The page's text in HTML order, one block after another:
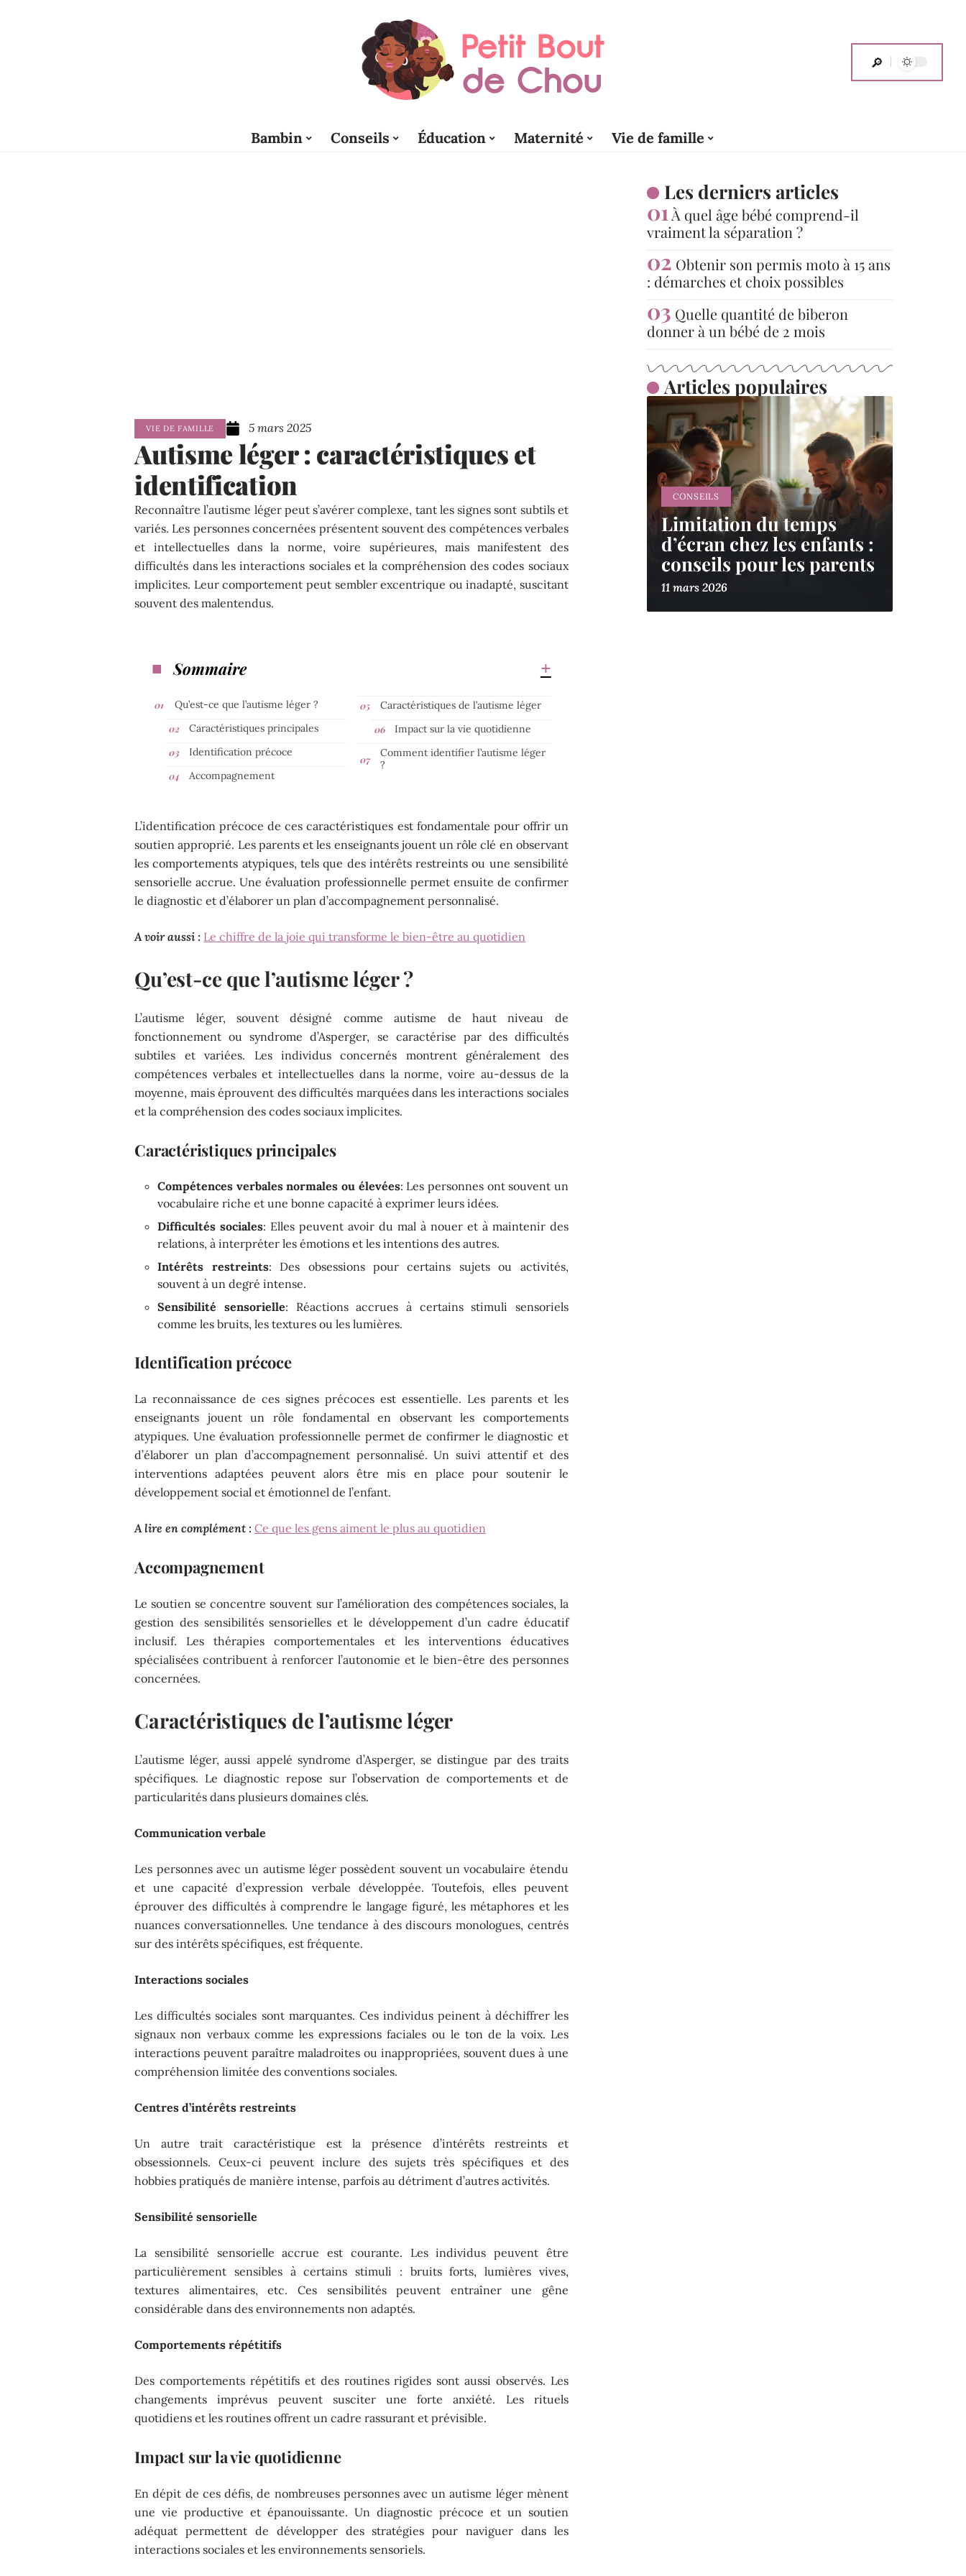
Bambin Conseils Éducation Maternité Vie de famille
VIE DE FAMILLE 5 mars 2025
Autisme léger : caractéristiques et
identification
Reconnaître l’autisme léger peut s’avérer complexe, tant les signes sont subtils et
variés. Les personnes concernées présentent souvent des compétences verbales
et intellectuelles dans la norme, voire supérieures, mais manifestent des
difficultés dans les interactions sociales et la compréhension des codes sociaux
implicites. Leur comportement peut sembler excentrique ou inadapté, suscitant
souvent des malentendus.
Sommaire
Qu’est-ce que l’autisme léger ?
Caractéristiques principales
Identification précoce
Accompagnement
Caractéristiques de l’autisme léger
Impact sur la vie quotidienne
Comment identifier l’autisme léger
?
L’identification précoce de ces caractéristiques est fondamentale pour offrir un
soutien approprié. Les parents et les enseignants jouent un rôle clé en observant
les comportements atypiques, tels que des intérêts restreints ou une sensibilité
sensorielle accrue. Une évaluation professionnelle permet ensuite de confirmer
le diagnostic et d’élaborer un plan d’accompagnement personnalisé.
A voir aussi : Le chiffre de la joie qui transforme le bien-être au quotidien
Qu’est-ce que l’autisme léger ?
L’autisme léger, souvent désigné comme autisme de haut niveau de
fonctionnement ou syndrome d’Asperger, se caractérise par des difficultés
subtiles et variées. Les individus concernés montrent généralement des
compétences verbales et intellectuelles dans la norme, voire au-dessus de la
moyenne, mais éprouvent des difficultés marquées dans les interactions sociales
et la compréhension des codes sociaux implicites.
Caractéristiques principales
Compétences verbales normales ou élevées: Les personnes ont souvent un
vocabulaire riche et une bonne capacité à exprimer leurs idées.
Difficultés sociales: Elles peuvent avoir du mal à nouer et à maintenir des
relations, à interpréter les émotions et les intentions des autres.
Intérêts restreints: Des obsessions pour certains sujets ou activités,
souvent à un degré intense.
Sensibilité sensorielle: Réactions accrues à certains stimuli sensoriels
comme les bruits, les textures ou les lumières.
Identification précoce
La reconnaissance de ces signes précoces est essentielle. Les parents et les
enseignants jouent un rôle fondamental en observant les comportements
atypiques. Une évaluation professionnelle permet de confirmer le diagnostic et
d’élaborer un plan d’accompagnement personnalisé. Un suivi attentif et des
interventions adaptées peuvent alors être mis en place pour soutenir le
développement social et émotionnel de l’enfant.
A lire en complément : Ce que les gens aiment le plus au quotidien
Accompagnement
Le soutien se concentre souvent sur l’amélioration des compétences sociales, la
gestion des sensibilités sensorielles et le développement d’un cadre éducatif
inclusif. Les thérapies comportementales et les interventions éducatives
spécialisées contribuent à renforcer l’autonomie et le bien-être des personnes
concernées.
Caractéristiques de l’autisme léger
L’autisme léger, aussi appelé syndrome d’Asperger, se distingue par des traits
spécifiques. Le diagnostic repose sur l’observation de comportements et de
particularités dans plusieurs domaines clés.
Communication verbale
Les personnes avec un autisme léger possèdent souvent un vocabulaire étendu
et une capacité d’expression verbale développée. Toutefois, elles peuvent
éprouver des difficultés à comprendre le langage figuré, les métaphores et les
nuances conversationnelles. Une tendance à des discours monologues, centrés
sur des intérêts spécifiques, est fréquente.
Interactions sociales
Les difficultés sociales sont marquantes. Ces individus peinent à déchiffrer les
signaux non verbaux comme les expressions faciales ou le ton de la voix. Les
interactions peuvent paraître maladroites ou inappropriées, souvent dues à une
compréhension limitée des conventions sociales.
Centres d’intérêts restreints
Un autre trait caractéristique est la présence d’intérêts restreints et
obsessionnels. Ceux-ci peuvent inclure des sujets très spécifiques et des
hobbies pratiqués de manière intense, parfois au détriment d’autres activités.
Sensibilité sensorielle
La sensibilité sensorielle accrue est courante. Les individus peuvent être
particulièrement sensibles à certains stimuli : bruits forts, lumières vives,
textures alimentaires, etc. Ces sensibilités peuvent entraîner une gêne
considérable dans des environnements non adaptés.
Comportements répétitifs
Des comportements répétitifs et des routines rigides sont aussi observés. Les
changements imprévus peuvent susciter une forte anxiété. Les rituels
quotidiens et les routines offrent un cadre rassurant et prévisible.
Impact sur la vie quotidienne
En dépit de ces défis, de nombreuses personnes avec un autisme léger mènent
une vie productive et épanouissante. Un diagnostic précoce et un soutien
adéquat permettent de développer des stratégies pour naviguer dans les
interactions sociales et les environnements sensoriels.
Les derniers articles
À quel âge bébé comprend-il
vraiment la séparation ?
Obtenir son permis moto à 15 ans
: démarches et choix possibles
Quelle quantité de biberon
donner à un bébé de 2 mois
Articles populaires
CONSEILS
Limitation du temps
d’écran chez les enfants :
conseils pour les parents
11 mars 2026